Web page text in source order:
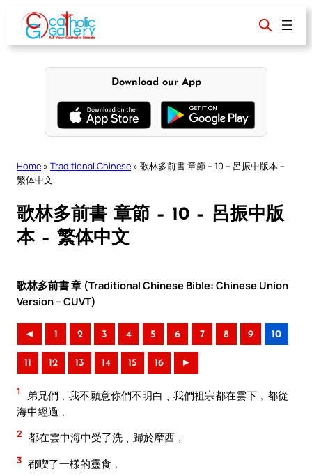
content
Download our App
Home » Traditional Chinese » 歌林多前書 章節 – 10 – 呂振中版本 –
繁体中文
歌林多前書 章節 – 10 – 呂振中版
本 – 繁体中文
歌林多前書 章 (Traditional Chinese Bible: Chinese Union
Version – CUVT)
◄ 1 2 3 4 5 6 7 8 9 10
11 12 13 14 15 16 ►
1
弟兄們﹐我不願意你們不明白﹑我們祖宗都在雲下﹐都從
海中經過﹐
2 都在雲中海中受了洗﹑歸於摩西﹐
3 都喫了一樣的靈食﹐